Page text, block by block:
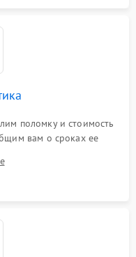
поломку и стоимость
вам о сроках ее